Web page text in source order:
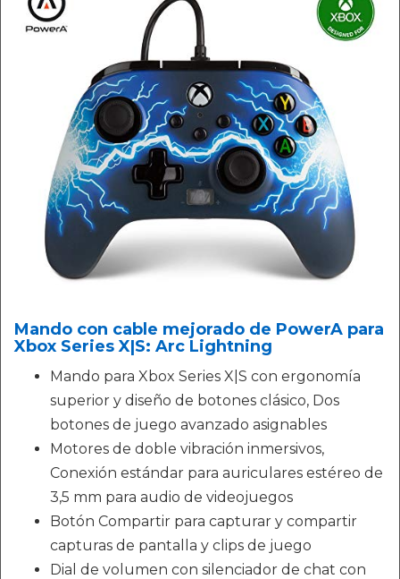
Mando con cable mejorado de PowerA para
Xbox Series X|S: Arc Lightning
Mando para Xbox Series X|S con ergonomía
superior y diseño de botones clásico, Dos
botones de juego avanzado asignables
Motores de doble vibración inmersivos,
Conexión estándar para auriculares estéreo de
3,5 mm para audio de videojuegos
Botón Compartir para capturar y compartir
capturas de pantalla y clips de juego
Dial de volumen con silenciador de chat con